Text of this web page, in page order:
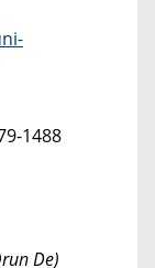
1488
De)